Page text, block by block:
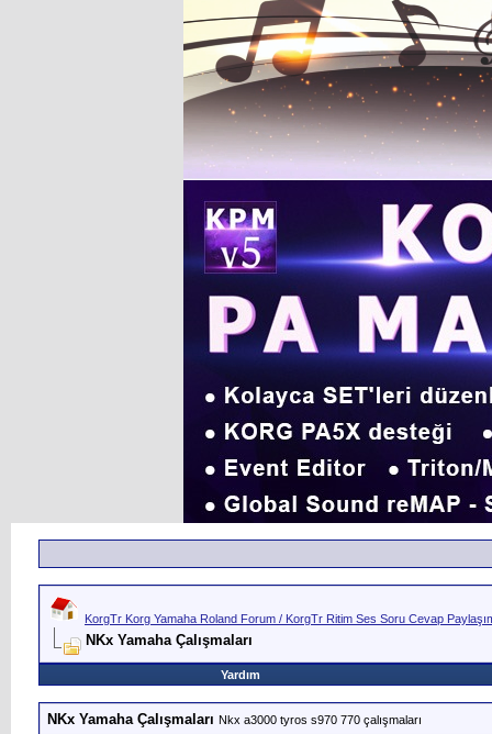
KorgTr Korg Yamaha Roland Forum / KorgTr Ritim Ses Soru Cevap
NKx Yamaha Çalışmaları
Yardım
NKx Yamaha Çalışmaları Nkx a3000 tyros s970 770 çalışmaları